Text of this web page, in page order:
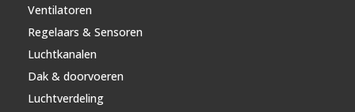
Ventilatoren
Regelaars & Sensoren
Luchtkanalen
Dak & doorvoeren
Luchtverdeling